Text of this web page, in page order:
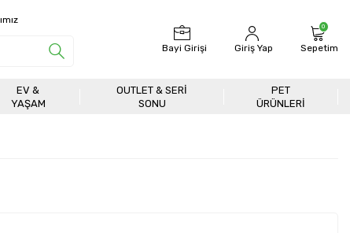
Bayi Girişi Giriş Yap
0
Sepetim
EV &
YAŞAM
OUTLET & SERI
SONU
PET
ÜRÜNLERİ